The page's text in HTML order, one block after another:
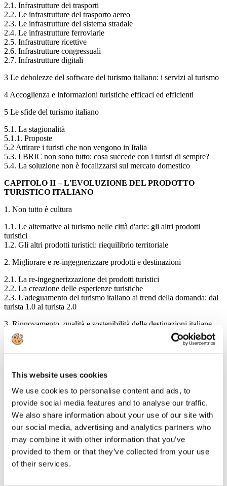
This website uses cookies
We use cookies to personalise content and ads, to
provide social media features and to analyse our traffic.
We also share information about your use of our site with
our social media, advertising and analytics partners who
may combine it with other information that you’ve
provided to them or that they’ve collected from your use
of their services.
2.1. Infrastrutture dei trasporti
2.2. Le infrastrutture del trasporto aereo
2.3. Le infrastrutture del sistema stradale
2.4. Le infrastrutture ferroviarie
2.5. Infrastrutture ricettive
2.6. Infrastrutture congressuali
2.7. Infrastrutture digitali
3 Le debolezze del software del turismo italiano: i servizi al turismo
4 Accoglienza e informazioni turistiche efficaci ed efficienti
5 Le sfide del turismo italiano
5.1. La stagionalità
5.1.1. Proposte
5.2 Attirare i turisti che non vengono in Italia
5.3. I BRIC non sono tutto: cosa succede con i turisti di sempre?
5.4. La soluzione non è focalizzarsi sul mercato domestico
CAPITOLO II – L'EVOLUZIONE DEL PRODOTTO
TURISTICO ITALIANO
1. Non tutto è cultura
1.1. Le alternative al turismo nelle città d'arte: gli altri prodotti
turistici
1.2. Gli altri prodotti turistici: riequilibrio territoriale
2. Migliorare e re-ingegnerizzare prodotti e destinazioni
2.1. La re-ingegnerizzazione dei prodotti turistici
2.2. La creazione delle esperienze turistiche
2.3. L'adeguamento del turismo italiano ai trend della domanda: dal
turista 1.0 al turista 2.0
3. Rinnovamento, qualità e sostenibilità delle destinazioni italiane
3.1. La sostenibilità
4. Le sfide
5. Le proposte
CAPITOLO III - COMPETITIVITÀ E ATTRATTIVITÀ
1. Verso nuovi business model del turismo italiano nelle
destinazioni: la collaborazione pubblico - privata
1.1. Il ruolo delle imprese nel sistema
1.2. Formazione e nuove professioni nel turismo